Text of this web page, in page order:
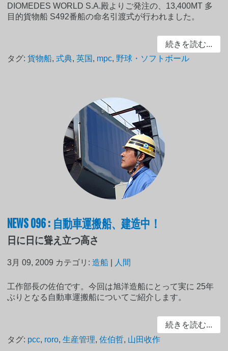
DIOMEDES WORLD S.A.殿よりご発注の、13,400MT 多
目的貨物船 S492番船の命名引渡式が行われました。
続きを読む...
タグ:貨物船,式典,英国 , mpc, 野球・ソフトボール
NEWS 096 : 自動車運搬船、建造中！
日に日に聳え立つ高さ
3月 09, 2009 カテゴリ:造船 人間
工作部長の佐伯です。今回は旭洋造船にとって実に 25年
ぶりとなる自動車運搬船についてご紹介します。
続きを読む...
タグ: pcc, roro,生産管理,佐伯哲, 山田收作